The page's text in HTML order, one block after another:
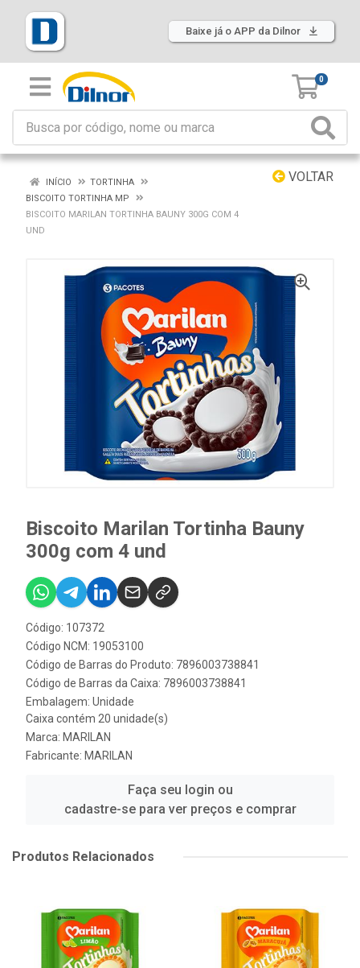
Baixe já o APP da Dilnor
0
VOLTAR
INÍCIO
TORTINHA
BISCOITO TORTINHA MP
BISCOITO MARILAN TORTINHA BAUNY 300G COM 4
UND
Biscoito Marilan Tortinha Bauny
300g com 4 und
Código: 107372
Código NCM: 19053100
Código de Barras do Produto: 7896003738841
Código de Barras da Caixa: 7896003738841
Embalagem: Unidade
Caixa contém 20 unidade(s)
Marca: MARILAN
Fabricante: MARILAN
Faça seu login ou
cadastre-se para ver preços e comprar
Produtos Relacionados